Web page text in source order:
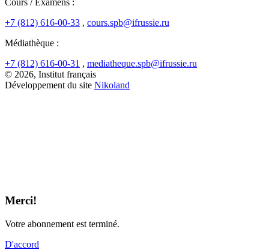
+7 (812) 616-00-33 , cours.spb@ifrussie.ru
Médiathèque :
+7 (812) 616-00-31 , mediatheque.spb@ifrussie.ru
© 2026, Institut français
Développement du site Nikoland
Merci!
Votre abonnement est terminé.
D'accord